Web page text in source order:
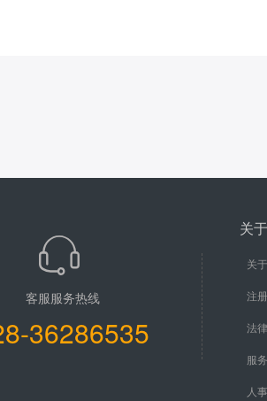
客服服务热线
36286535
关
关
注
法
服
人